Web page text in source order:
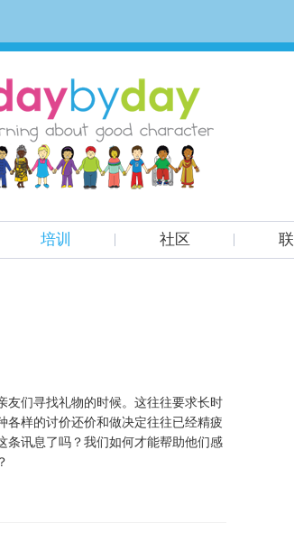
培训 社区
友们寻找礼物的时候。这往往要求长时
各样的讨价还价和做决定往往已经精疲
条讯息了吗？我们如何才能帮助他们感